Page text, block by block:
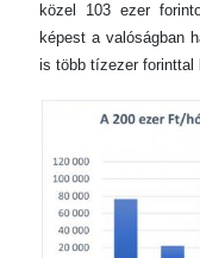
közel 103 ezer
képest a valóságban
is több tízezer forinttal